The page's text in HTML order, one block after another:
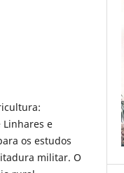
Linhares e
os estudos
militar. O